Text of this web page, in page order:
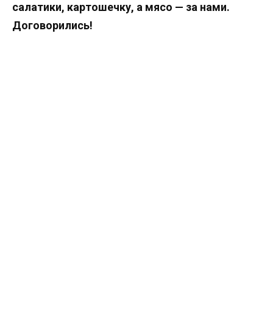
салатики, картошечку, а мясо — за нами.
Договорились!